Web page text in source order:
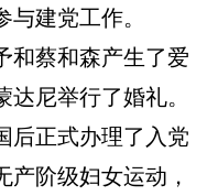
建党工作。
蔡和森产生了爱
尼举行了婚礼。
正式办理了入党
阶级妇女运动，